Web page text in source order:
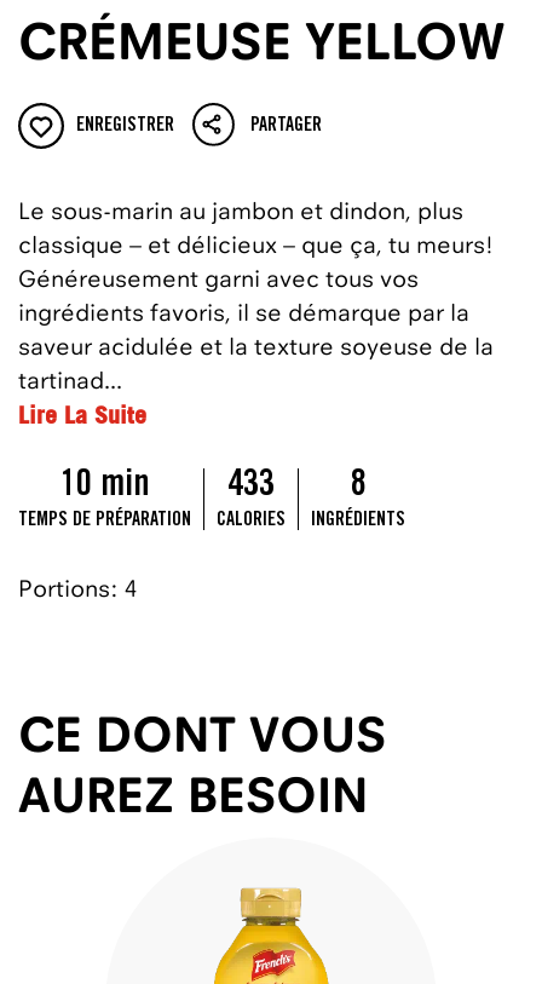
CRÉMEUSE YELLOW
ENREGISTRER PARTAGER
Le sous-marin au jambon et dindon, plus
classique – et délicieux – que ça, tu meurs!
Généreusement garni avec tous vos
ingrédients favoris, il se démarque par la
saveur acidulée et la texture soyeuse de la
tartinad...
Lire La Suite
10 min
TEMPS DE PRÉPARATION
433
CALORIES
8
INGRÉDIENTS
Portions: 4
CE DONT VOUS
AUREZ BESOIN